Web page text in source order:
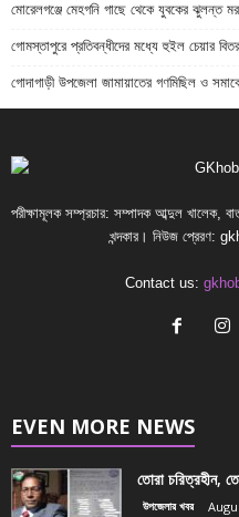
মোরেলগঞ্জে মেহগনি গাছে থেকে যুবকের ঝুলন্ত
গোমস্তাপুরে প্রতিবন্ধীদের মধ্যে হুইল চেয়ার
গোদাগাড়ী উপজেলা জামায়াতের গণমিছিল ও
পরীক্ষামূলক সম্প্রচার: সম্পাদক আব্দুল খালেক,
খন্দকার। নিউজ প্রেরণ:
Contact us:
EVEN MORE NEWS
তোরা চরিত্রহীন,
উপজেলার খবর